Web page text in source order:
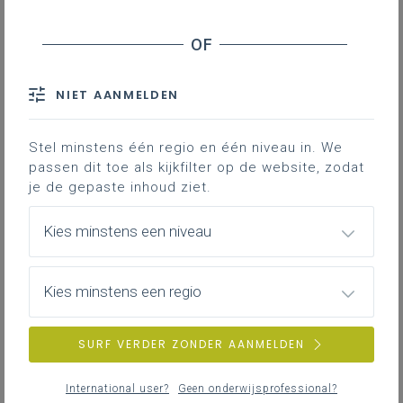
Scholen Brussel en Vlaamse Rand -
Inschrijvingsregel
Buitengewoon onderwijs - Inzet ergotherapeuten
Toelatingsexamen geneeskunde, tandheelkunde
en diergeneeskunde - Financiële en budgettaire
impact van het gevoerde onderzoek naar
onregelmatigheden
Deeltijds kunstenonderwijs (dko) Brussel -
Regulier basis- en secundair onderwijs - Speciale
Studentenprofielen - Effect starttoets
NIET AANMELDEN
Stel minstens één regio en één niveau in. We
passen dit toe als kijkfilter op de website, zodat
je de gepaste inhoud ziet.
Kies minstens een niveau
Kies minstens een regio
SURF VERDER ZONDER AANMELDEN
International user? Geen onderwijsprofessional?